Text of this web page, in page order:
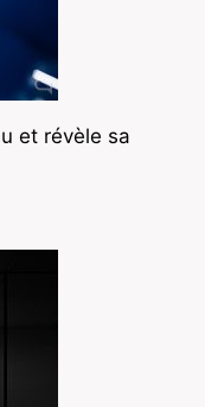
et révèle sa